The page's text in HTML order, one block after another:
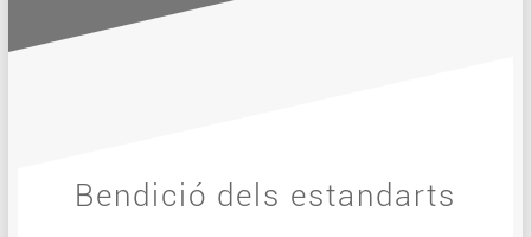
Bendició dels estandarts